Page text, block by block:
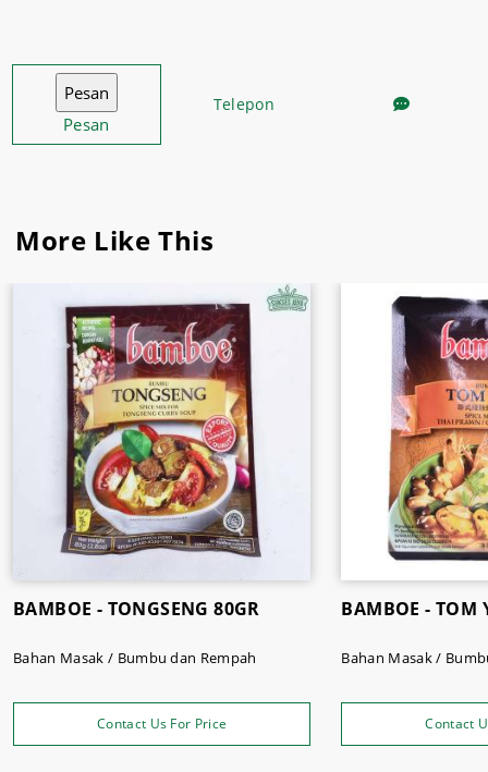
Pesan
Telepon
More Like This
BAMBOE - TONGSENG 80GR
Bahan Masak / Bumbu dan Rempah
Contact Us For Price
BAMBOE - TOM
Bahan Masak /
Contact